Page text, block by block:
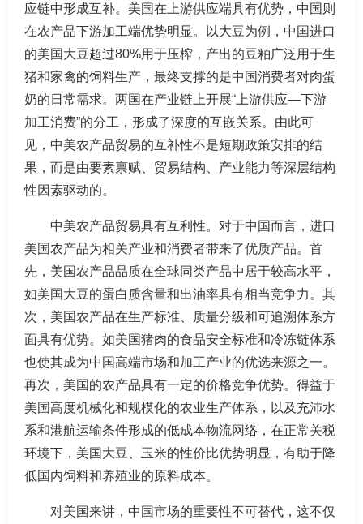
应链中形成互补。美国在上游供应端具有优势，中国则
在农产品下游加工端优势明显。以大豆为例，中国进口
的美国大豆超过80%用于压榨，产出的豆粕广泛用于生
猪和家禽的饲料生产，最终支撑的是中国消费者对肉蛋
奶的日常需求。两国在产业链上开展“上游供应—下游
加工消费”的分工，形成了深度的互嵌关系。由此可
见，中美农产品贸易的互补性不是短期政策安排的结
果，而是由要素禀赋、贸易结构、产业能力等深层结构
性因素驱动的。
中美农产品贸易具有互利性。对于中国而言，进口
美国农产品为相关产业和消费者带来了优质产品。首
先，美国农产品品质在全球同类产品中居于较高水平，
如美国大豆的蛋白质含量和出油率具有相当竞争力。其
次，美国农产品在生产标准、质量分级和可追溯体系方
面具有优势。如美国猪肉的食品安全标准和冷冻链体系
也使其成为中国高端市场和加工产业的优选来源之一。
再次，美国的农产品具有一定的价格竞争优势。得益于
美国高度机械化和规模化的农业生产体系，以及充沛水
系和港航运输条件形成的低成本物流网络，在正常关税
环境下，美国大豆、玉米的性价比优势明显，有助于降
低国内饲料和养殖业的原料成本。
对美国来讲，中国市场的重要性不可替代，这不仅